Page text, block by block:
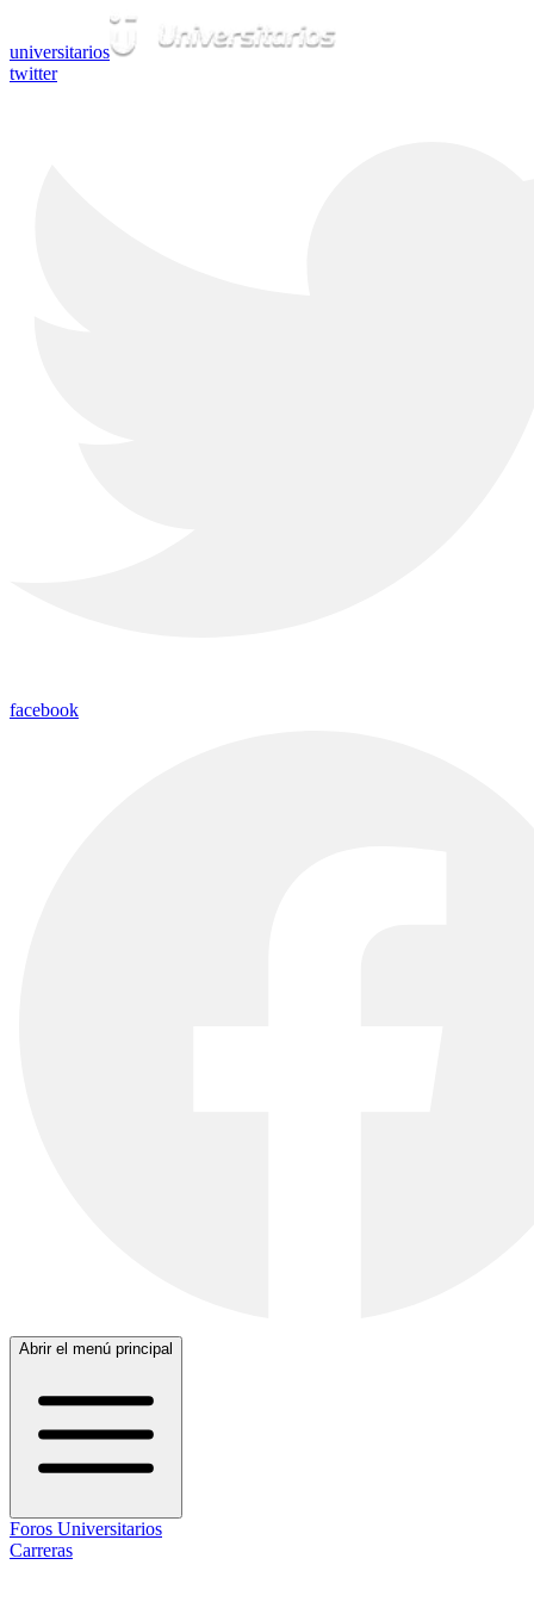
universitarios
twitter
facebook
Abrir el menú principal
Foros Universitarios
Carreras